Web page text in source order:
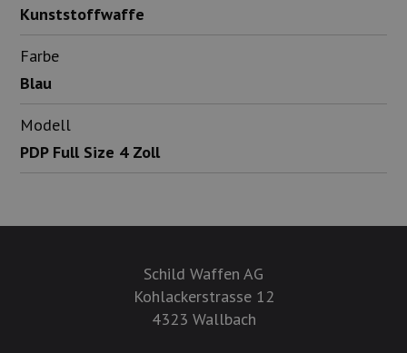
Kunststoffwaffe
Farbe
Blau
Modell
PDP Full Size 4 Zoll
Schild Waffen AG
Kohlackerstrasse 12
4323 Wallbach